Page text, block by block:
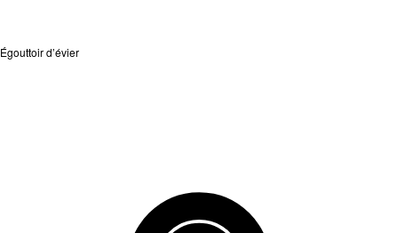
Égouttoir d’évier